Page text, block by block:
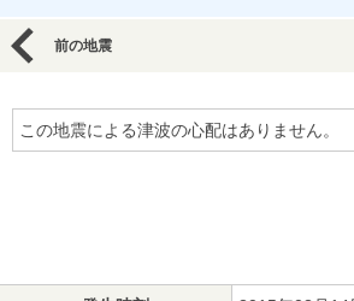
前の地震
この地震による津波の心配はありません。